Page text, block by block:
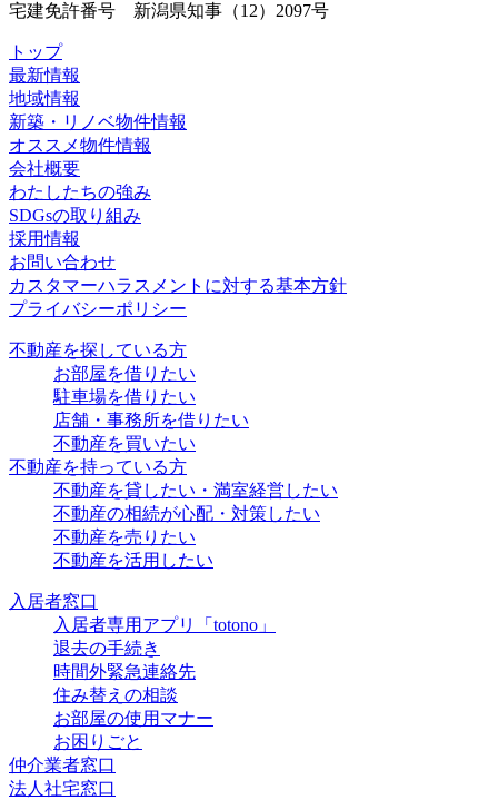
宅建免許番号 新潟県知事（12）2097号
トップ
最新情報
地域情報
新築・リノベ物件情報
オススメ物件情報
会社概要
わたしたちの強み
SDGsの取り組み
採用情報
お問い合わせ
カスタマーハラスメントに対する基本方針
プライバシーポリシー
不動産を探している方
お部屋を借りたい
駐車場を借りたい
店舗・事務所を借りたい
不動産を買いたい
不動産を持っている方
不動産を貸したい・満室経営したい
不動産の相続が心配・対策したい
不動産を売りたい
不動産を活用したい
入居者窓口
入居者専用アプリ「totono」
退去の手続き
時間外緊急連絡先
住み替えの相談
お部屋の使用マナー
お困りごと
仲介業者窓口
法人社宅窓口